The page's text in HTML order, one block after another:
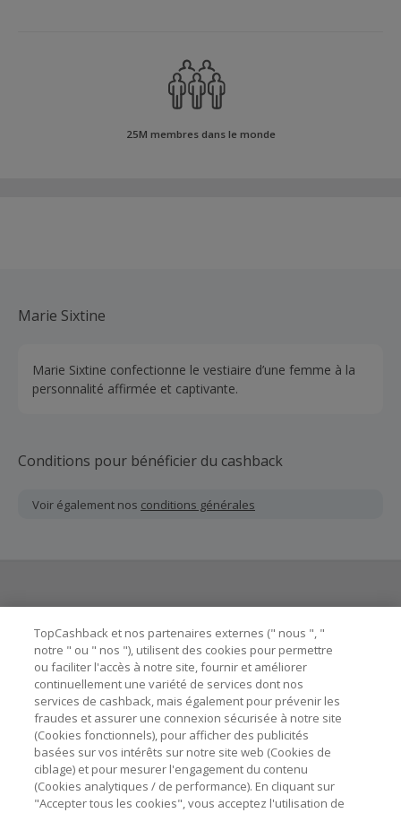
25M membres dans le monde
Marie Sixtine
Marie Sixtine confectionne le vestiaire d’une femme à la
personnalité affirmée et captivante.
Conditions pour bénéficier du cashback
Voir également nos conditions générales
Astuces pour économiser
A propos de
Contactez-nous
TopCashback et nos partenaires externes (" nous ", "
notre " ou " nos "), utilisent des cookies pour permettre
ou faciliter l'accès à notre site, fournir et améliorer
continuellement une variété de services dont nos
services de cashback, mais également pour prévenir les
fraudes et assurer une connexion sécurisée à notre site
(Cookies fonctionnels), pour afficher des publicités
basées sur vos intérêts sur notre site web (Cookies de
ciblage) et pour mesurer l'engagement du contenu
(Cookies analytiques / de performance). En cliquant sur
"Accepter tous les cookies", vous acceptez l'utilisation de